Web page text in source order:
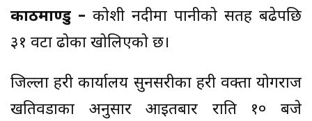
काठमाण्डु – कोशी नदीमा पानीको सतह बढेपछि
३१ वटा ढोका खोलिएको छ।
जिल्ला प्रहरी कार्यालय सुनसरीका प्रहरी प्रवक्ता योगराज
खतिवडाका अनुसार आइतबार राति १० बजे